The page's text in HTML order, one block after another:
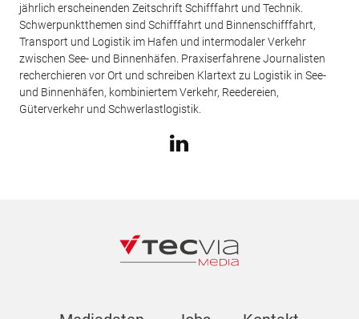
jährlich erscheinenden Zeitschrift Schifffahrt und Technik.
Schwerpunktthemen sind Schifffahrt und Binnenschifffahrt,
Transport und Logistik im Hafen und intermodaler Verkehr
zwischen See- und Binnenhäfen. Praxiserfahrene Journalisten
recherchieren vor Ort und schreiben Klartext zu Logistik in See-
und Binnenhäfen, kombiniertem Verkehr, Reedereien,
Güterverkehr und Schwerlastlogistik.